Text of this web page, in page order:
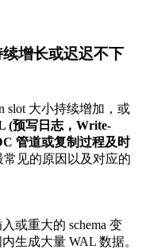
增长或迟迟不下
slot 大小持续增加，或
(预写日志，Write-
管道或复制过程及时
常见的原因以及对应的
或重大的 schema 变
生成大量 WAL 数据。